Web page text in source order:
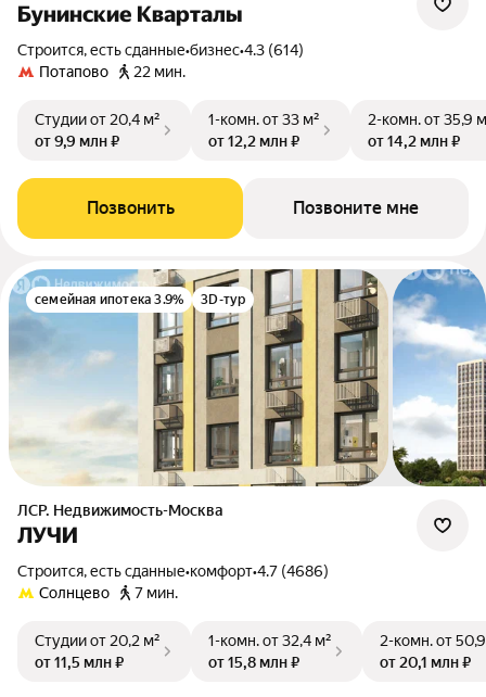
Бунинские Кварталы
Строится, есть сданные•бизнес•4.3 (614)
Потапово
22 мин.
Студииот 20,4 м²
от 9,9 млн ₽
1-комн.от 33 м²
от 12,2 млн ₽
2-комн.от 35,9
от 14,2 млн ₽
Позвонить Позвоните мне
семейная ипотека 3.9% 3D-тур
ЛСР. Недвижимость-Москва
ЛУЧИ
Строится, есть сданные•комфорт•4.7 (4686)
Солнцево
7 мин.
Студииот 20,2 м²
от 11,5 млн ₽
1-комн.от 32,4 м²
от 15,8 млн ₽
2-комн.от
от 20,1 млн ₽